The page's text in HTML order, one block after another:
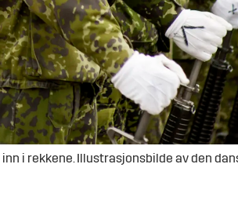
i rekkene. Illustrasjonsbilde av den